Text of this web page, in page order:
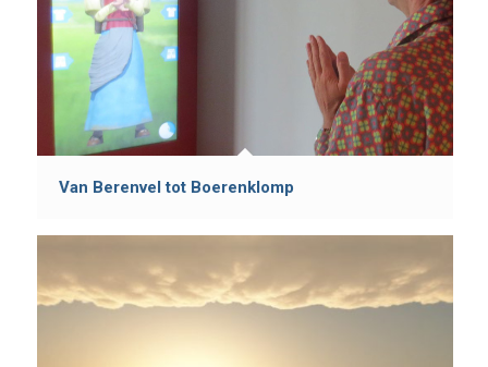
Van Berenvel tot Boerenklomp